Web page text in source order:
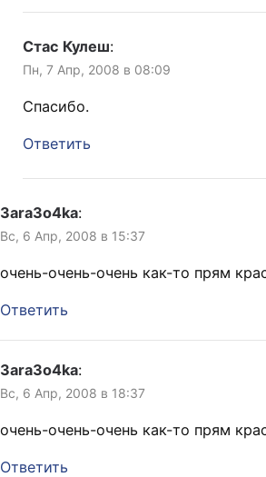
Стас Кулеш:
Пн, 7 Апр, 2008 в 08:09
Спасибо.
Ответить
3ara3o4ka:
Вс, 6 Апр, 2008 в 15:37
очень-очень-очень как-то прям
Ответить
3ara3o4ka:
Вс, 6 Апр, 2008 в 18:37
очень-очень-очень как-то прям
Ответить